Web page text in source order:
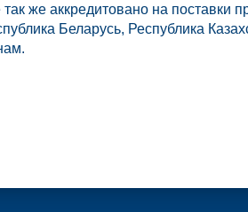
же аккредитовано на поставки
Беларусь, Республика